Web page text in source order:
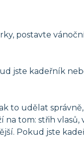
postavte
jste kadeřník
to udělat
tom: střih
Pokud jste